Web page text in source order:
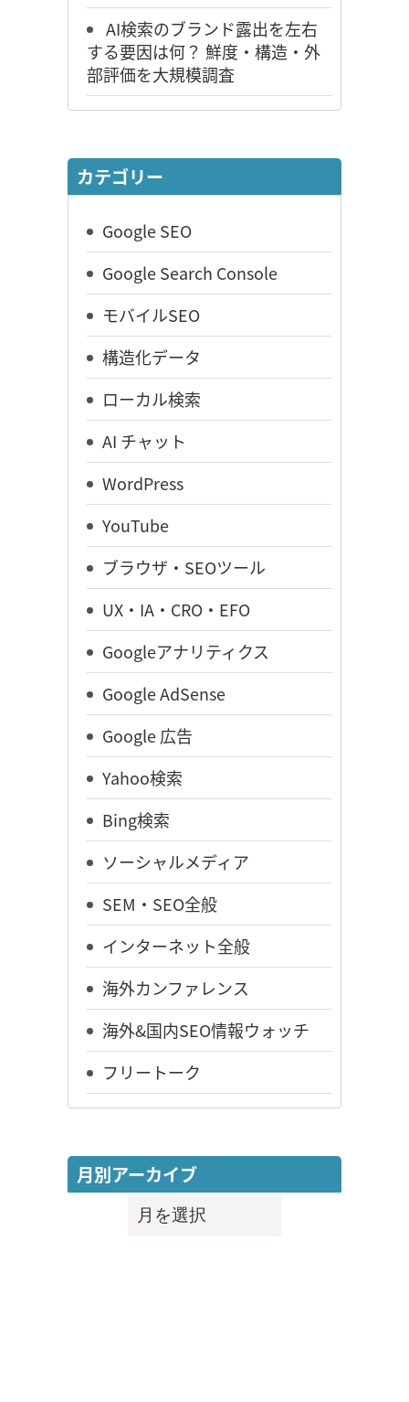
AI検索のブランド露出を左右
する要因は何？ 鮮度・構造・外
部評価を大規模調査
カテゴリー
Google SEO
Google Search Console
モバイルSEO
構造化データ
ローカル検索
AI チャット
WordPress
YouTube
ブラウザ・SEOツール
UX・IA・CRO・EFO
Googleアナリティクス
Google AdSense
Google 広告
Yahoo検索
Bing検索
ソーシャルメディア
SEM・SEO全般
インターネット全般
海外カンファレンス
海外&国内SEO情報ウォッチ
フリートーク
月別アーカイブ
月
別